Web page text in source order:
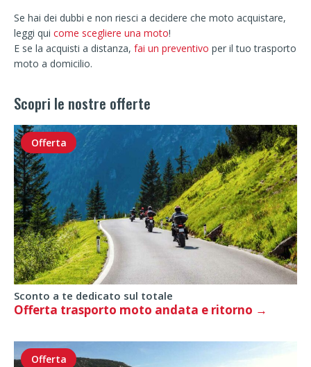
Se hai dei dubbi e non riesci a decidere che moto acquistare,
leggi qui come scegliere una moto!
E se la acquisti a distanza, fai un preventivo per il tuo trasporto
moto a domicilio.
Scopri le nostre offerte
Offerta
Sconto a te dedicato sul totale
Offerta trasporto moto andata e ritorno
Offerta